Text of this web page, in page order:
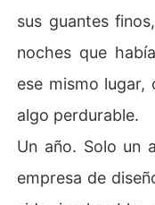
sus guantes
noches que
ese mismo
algo perdurable.
Un año. Solo un
empresa de